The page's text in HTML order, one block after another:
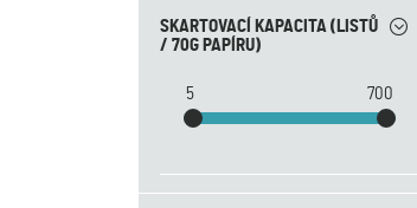
240(1)
260(1)
310
400
410(0)
460(0)
SKARTOVACÍ KAPACITA (LISTŮ
/ 70G PAPÍRU)
5 700